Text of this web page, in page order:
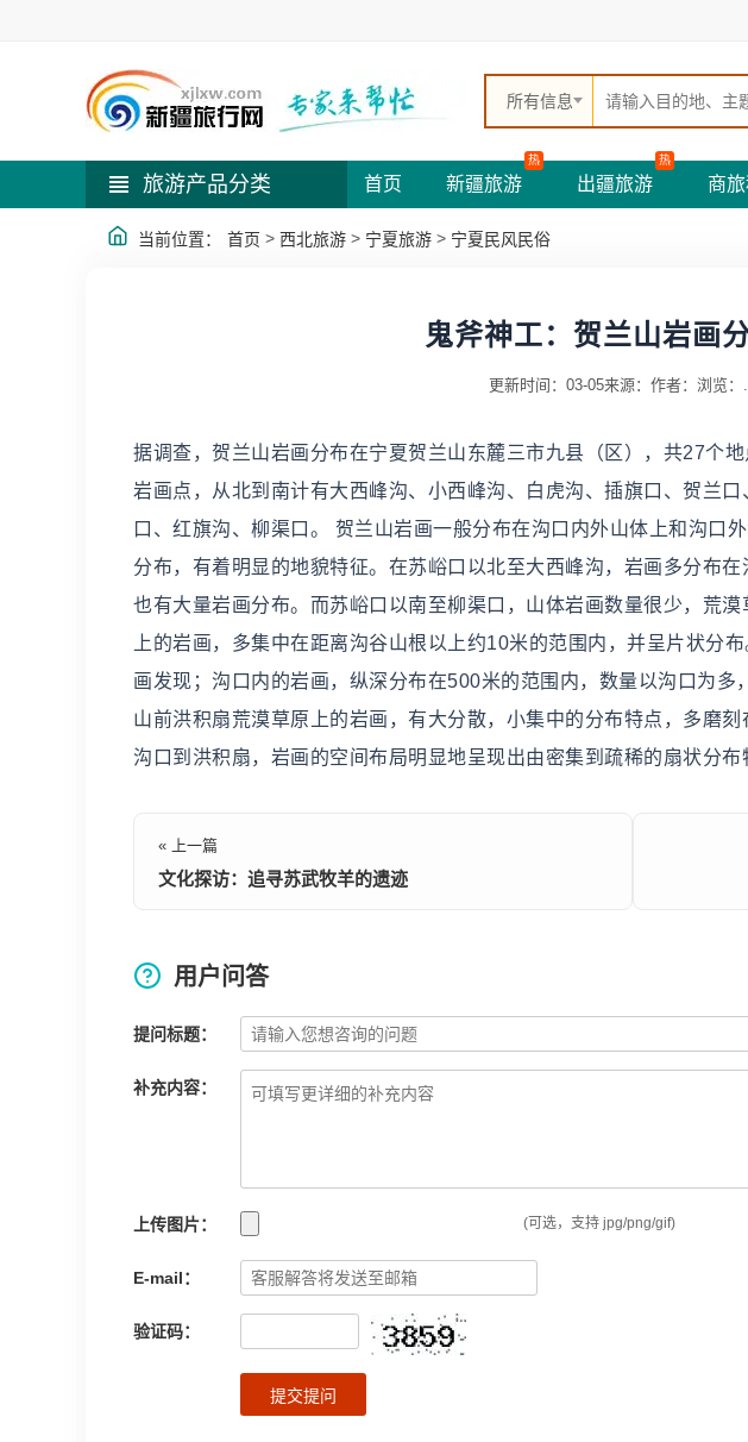
所有信息
旅游产品分类 首页 新疆旅游
热
出疆旅游
热
商
当前位置： 首页 > 西北旅游 > 宁夏旅游 > 宁夏民风民俗
鬼斧神工：贺兰山岩画
更新时间：03-05来源： 作者： 浏览：
据调查，贺兰山岩画分布在宁夏贺兰山东麓三市九县（区），共27个
岩画点，从北到南计有大西峰沟、小西峰沟、白虎沟、插旗口、贺兰
口、红旗沟、柳渠口。 贺兰山岩画一般分布在沟口内外山体上和沟口
分布，有着明显的地貌特征。在苏峪口以北至大西峰沟，岩画多分布
也有大量岩画分布。而苏峪口以南至柳渠口，山体岩画数量很少，荒
上的岩画，多集中在距离沟谷山根以上约10米的范围内，并呈片状分
画发现；沟口内的岩画，纵深分布在500米的范围内，数量以沟口为
山前洪积扇荒漠草原上的岩画，有大分散，小集中的分布特点，多磨
沟口到洪积扇，岩画的空间布局明显地呈现出由密集到疏稀的扇状分布
« 上一篇
文化探访：追寻苏武牧羊的遗迹
用户问答
提问标题：
补充内容：
上传图片： (可选，支持 jpg/png/gif)
E-mail：
验证码：
提交提问